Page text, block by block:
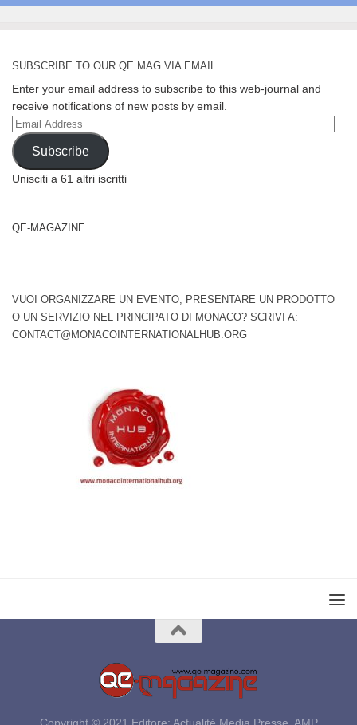
SUBSCRIBE TO OUR QE MAG VIA EMAIL
Enter your email address to subscribe to this web-journal and
receive notifications of new posts by email.
Email
Address
Subscribe
Unisciti a 61 altri iscritti
QE-MAGAZINE
VUOI ORGANIZZARE UN EVENTO, PRESENTARE UN PRODOTTO
O UN SERVIZIO NEL PRINCIPATO DI MONACO? SCRIVI A:
CONTACT@MONACOINTERNATIONALHUB.ORG